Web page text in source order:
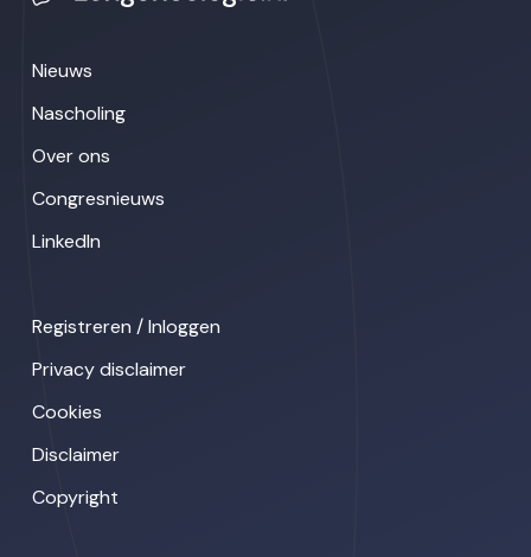
Nieuws
Nascholing
Over ons
Congresnieuws
LinkedIn
Registreren / Inloggen
Privacy disclaimer
Cookies
Disclaimer
Copyright